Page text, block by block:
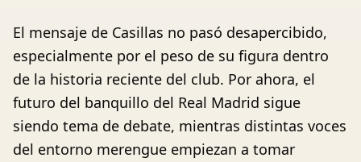
El mensaje de Casillas no pasó desapercibido,
especialmente por el peso de su figura dentro
de la historia reciente del club. Por ahora, el
futuro del banquillo del Real Madrid sigue
siendo tema de debate, mientras distintas voces
del entorno merengue empiezan a tomar